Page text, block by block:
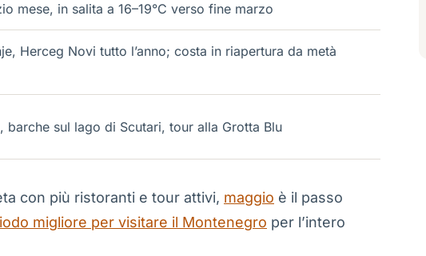
mese, in salita a 16–19°C verso fine marzo
Herceg Novi tutto l’anno; costa in riapertura da metà
barche sul lago di Scutari, tour alla Grotta Blu
con più ristoranti e tour attivi, maggio è il passo
migliore per visitare il Montenegro per l’intero